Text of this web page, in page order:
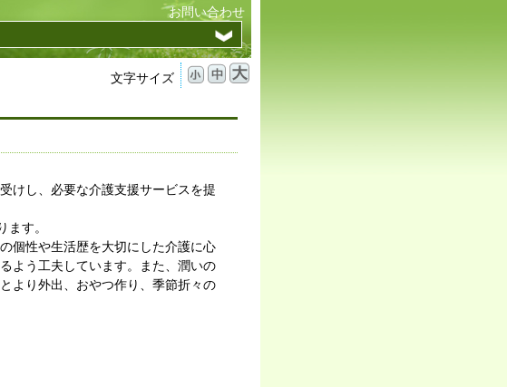
お問い合わせ
文字サイズ
けし、必要な介護支援サービスを提
す。
個性や生活歴を大切にした介護に心
よう工夫しています。また、潤いの
より外出、おやつ作り、季節折々の